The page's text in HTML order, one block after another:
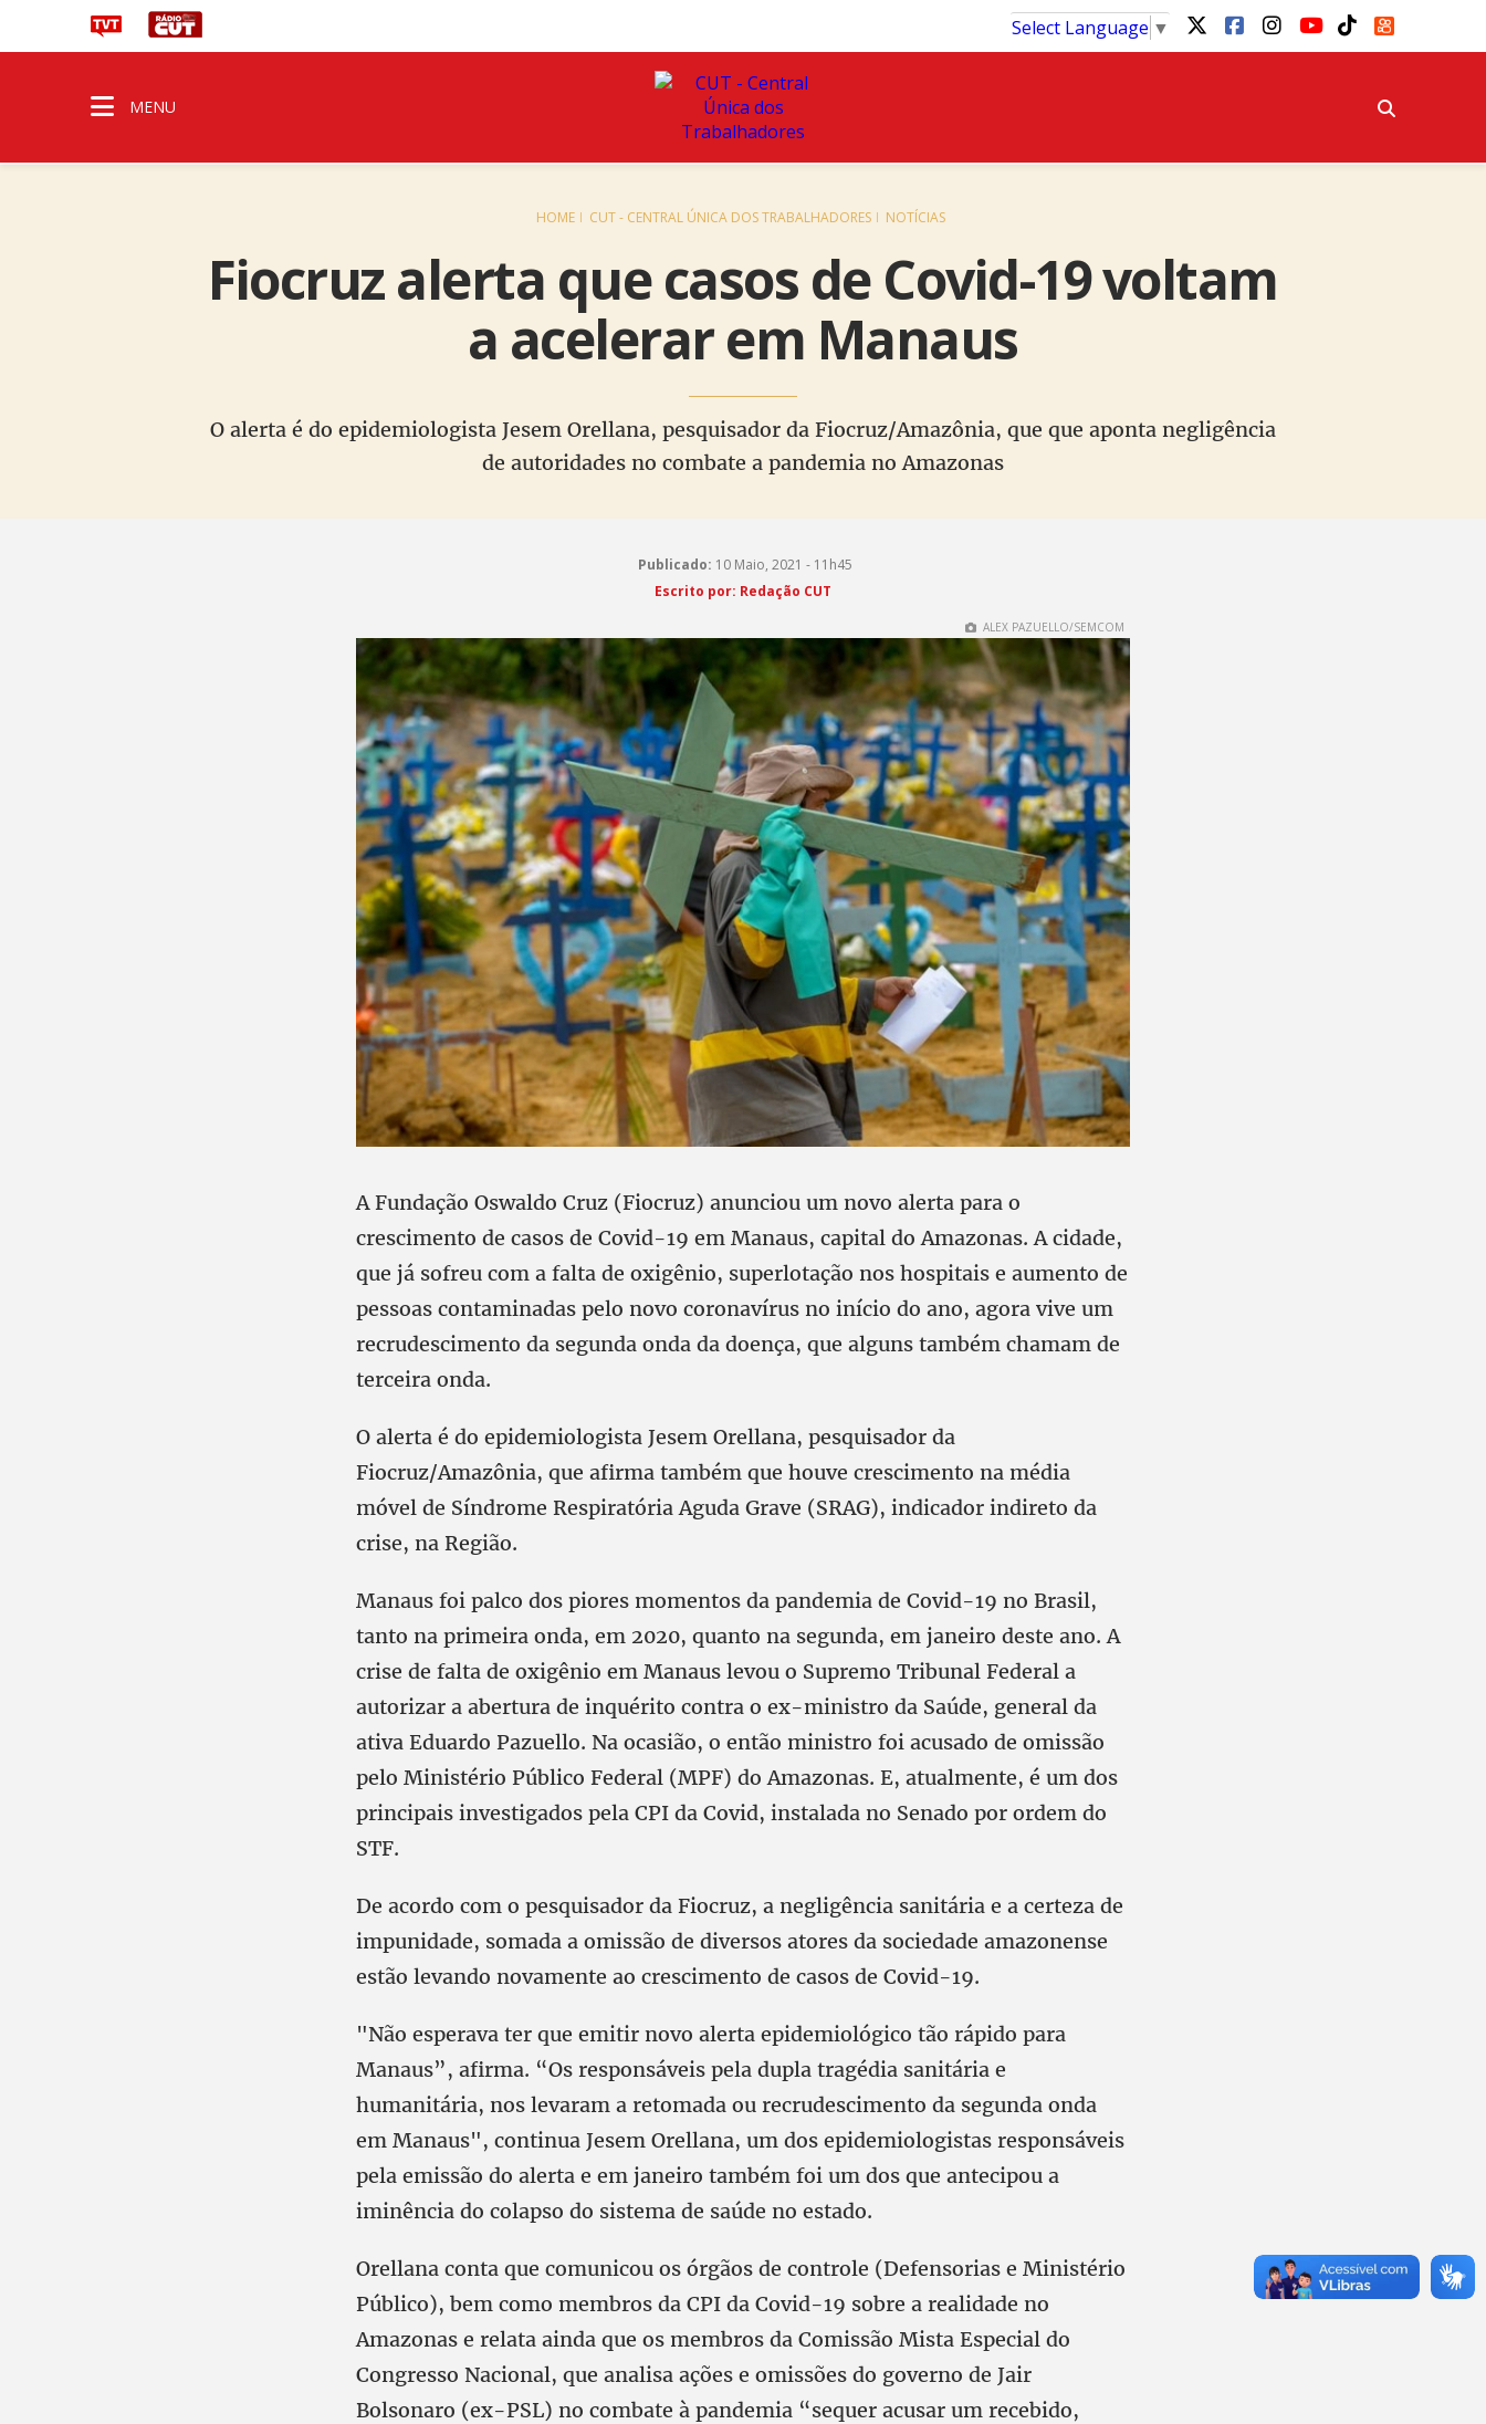
Select Language ▼
MENU
HOME CUT - CENTRAL ÚNICA DOS TRABALHADORES NOTÍCIAS
Fiocruz alerta que casos de Covid-19 voltam
a acelerar em Manaus
O alerta é do epidemiologista Jesem Orellana, pesquisador da Fiocruz/Amazônia, que que aponta negligência
de autoridades no combate a pandemia no Amazonas
Publicado: 10 Maio, 2021 - 11h45
Escrito por: Redação CUT
ALEX PAZUELLO/SEMCOM
A Fundação Oswaldo Cruz (Fiocruz) anunciou um novo alerta para o
crescimento de casos de Covid-19 em Manaus, capital do Amazonas. A cidade,
que já sofreu com a falta de oxigênio, superlotação nos hospitais e aumento de
pessoas contaminadas pelo novo coronavírus no início do ano, agora vive um
recrudescimento da segunda onda da doença, que alguns também chamam de
terceira onda.
O alerta é do epidemiologista Jesem Orellana, pesquisador da
Fiocruz/Amazônia, que afirma também que houve crescimento na média
móvel de Síndrome Respiratória Aguda Grave (SRAG), indicador indireto da
crise, na Região.
Manaus foi palco dos piores momentos da pandemia de Covid-19 no Brasil,
tanto na primeira onda, em 2020, quanto na segunda, em janeiro deste ano. A
crise de falta de oxigênio em Manaus levou o Supremo Tribunal Federal a
autorizar a abertura de inquérito contra o ex-ministro da Saúde, general da
ativa Eduardo Pazuello. Na ocasião, o então ministro foi acusado de omissão
pelo Ministério Público Federal (MPF) do Amazonas. E, atualmente, é um dos
principais investigados pela CPI da Covid, instalada no Senado por ordem do
STF.
De acordo com o pesquisador da Fiocruz, a negligência sanitária e a certeza de
impunidade, somada a omissão de diversos atores da sociedade amazonense
estão levando novamente ao crescimento de casos de Covid-19.
"Não esperava ter que emitir novo alerta epidemiológico tão rápido para
Manaus”, afirma. “Os responsáveis pela dupla tragédia sanitária e
humanitária, nos levaram a retomada ou recrudescimento da segunda onda
em Manaus", continua Jesem Orellana, um dos epidemiologistas responsáveis
pela emissão do alerta e em janeiro também foi um dos que antecipou a
iminência do colapso do sistema de saúde no estado.
Orellana conta que comunicou os órgãos de controle (Defensorias e Ministério
Público), bem como membros da CPI da Covid-19 sobre a realidade no
Amazonas e relata ainda que os membros da Comissão Mista Especial do
Congresso Nacional, que analisa ações e omissões do governo de Jair
Bolsonaro (ex-PSL) no combate à pandemia “sequer acusar um recebido,